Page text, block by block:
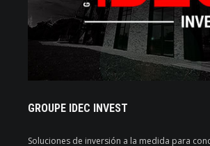
GROUPE IDEC INVEST
Soluciones de inversión a la medida para